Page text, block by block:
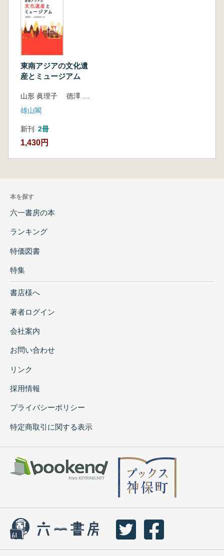
東南アジアの文化遺
産とミュージアム
雄山閣
新刊 2冊
1,430円
本を探す
六一書房の本
ランキング
特価図書
特集
書店様へ
著者ログイン
会社案内
お問い合わせ
リンク
採用情報
プライバシーポリシー
特定商取引に関する表示